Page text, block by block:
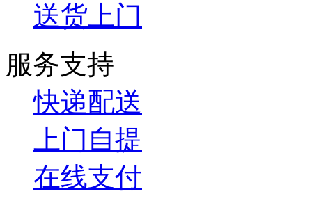
送货上门
服务支持
快递配送
上门自提
在线支付